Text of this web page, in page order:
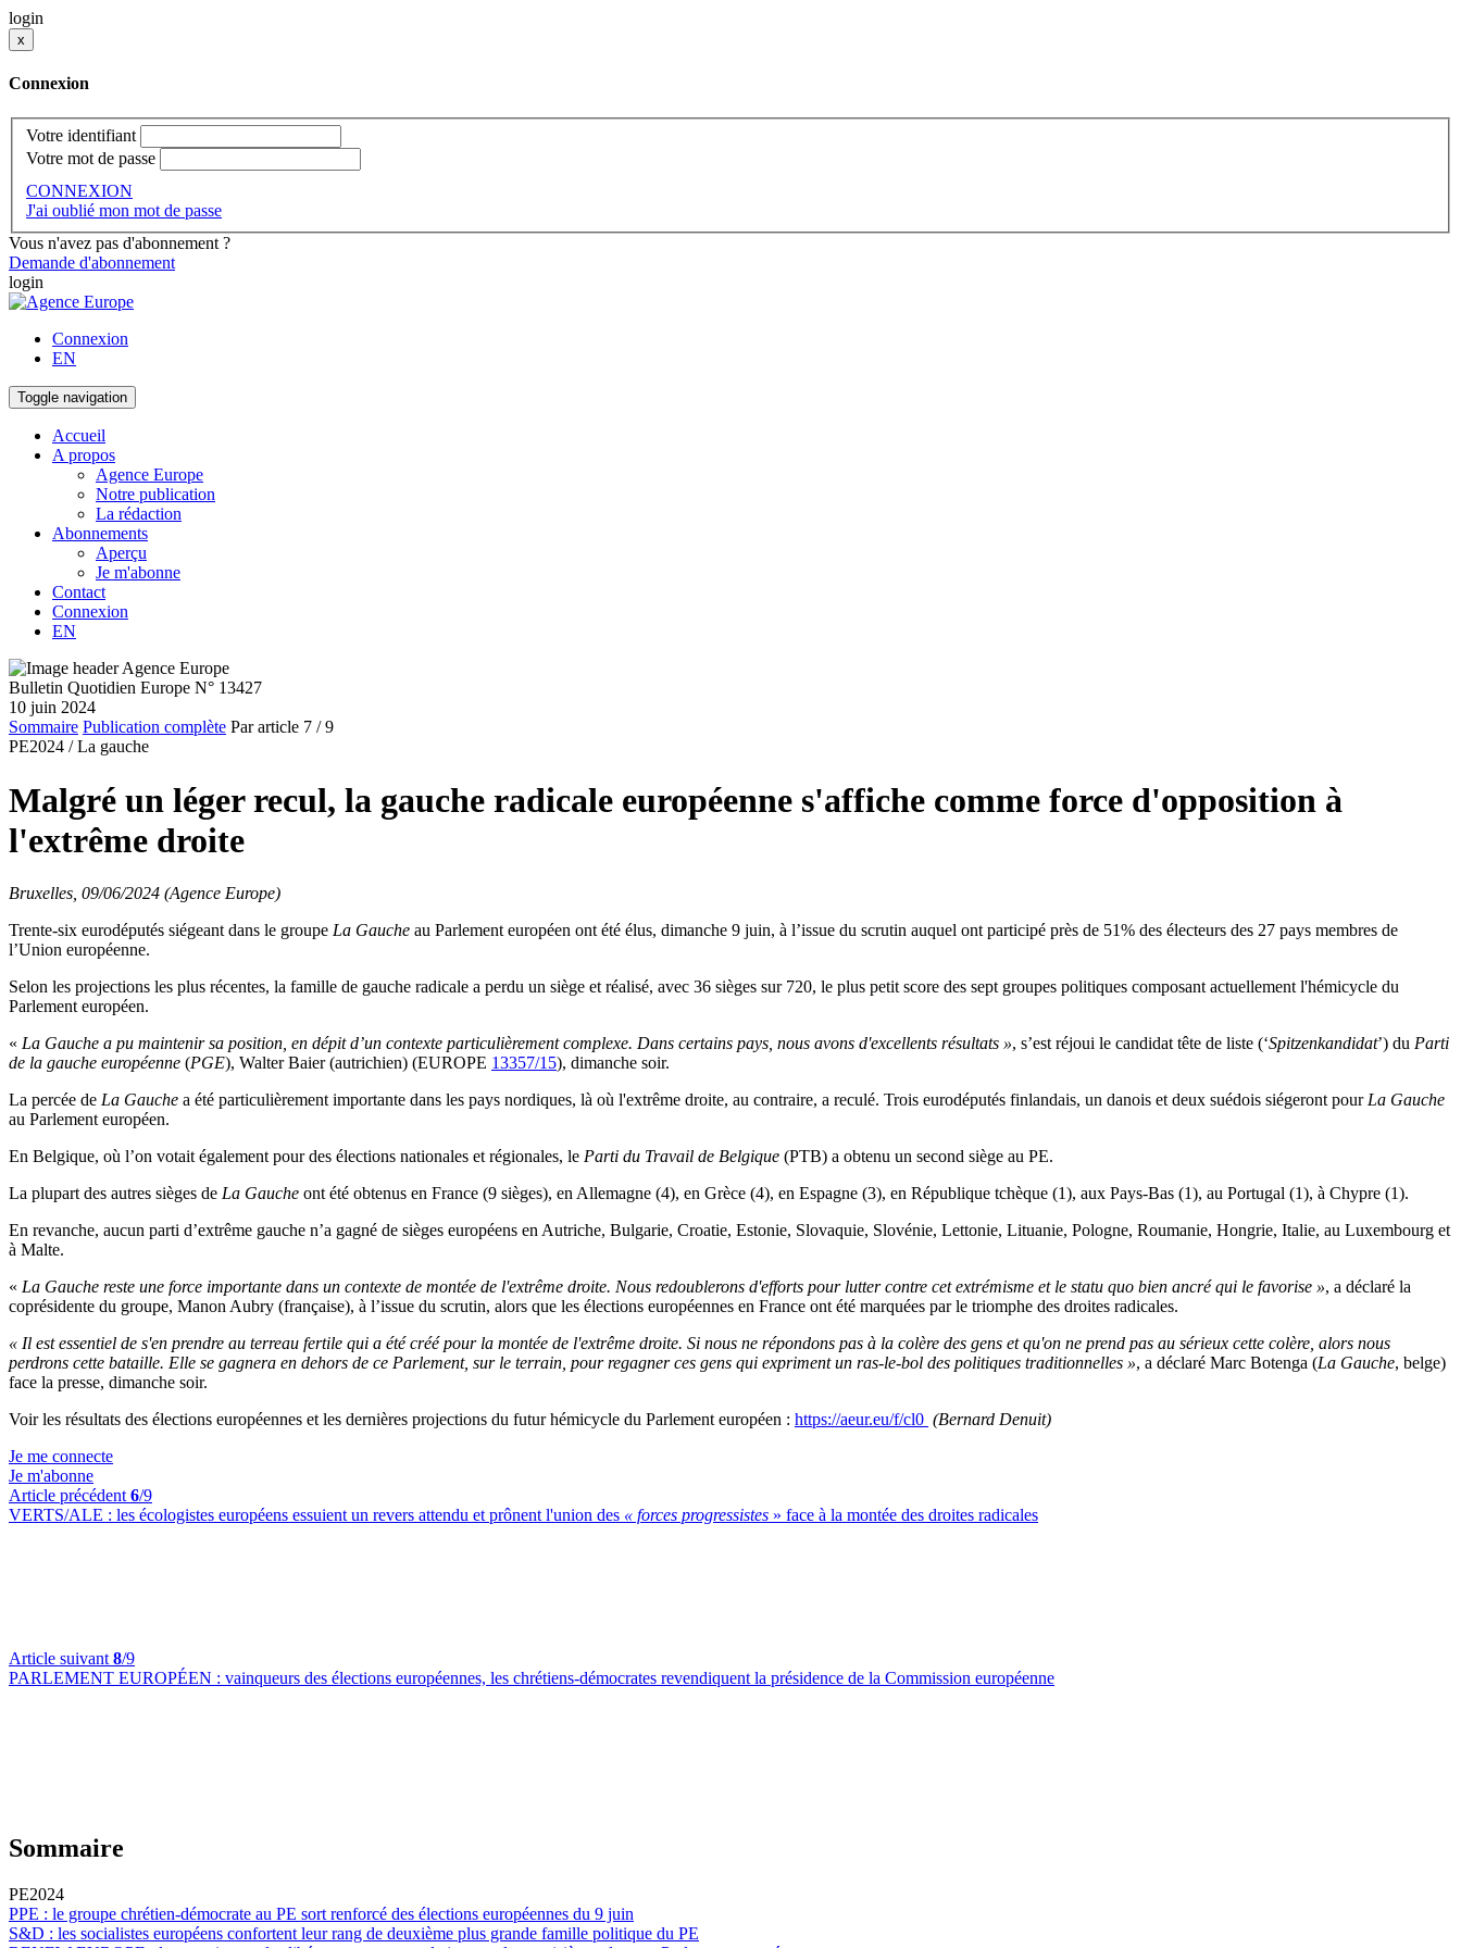
login
x
Connexion
Votre identifiant
Votre mot de passe
CONNEXION
J'ai oublié mon mot de passe
Vous n'avez pas d'abonnement ?
Demande d'abonnement
login
Connexion
EN
Toggle navigation
Accueil
A propos
Agence Europe
Notre publication
La rédaction
Abonnements
Aperçu
Je m'abonne
Contact
Connexion
EN
Bulletin Quotidien Europe N° 13427
10 juin 2024
Sommaire Publication complète Par article 7 / 9
PE2024 / La gauche
Malgré un léger recul, la gauche radicale européenne s'affiche comme force d'opposition à
l'extrême droite
Bruxelles, 09/06/2024 (Agence Europe)
Trente-six eurodéputés siégeant dans le groupe La Gauche au Parlement européen ont été élus, dimanche 9 juin, à l’issue du scrutin auquel ont participé près de 51% des électeurs des 27 pays membres de
l’Union européenne.
Selon les projections les plus récentes, la famille de gauche radicale a perdu un siège et réalisé, avec 36 sièges sur 720, le plus petit score des sept groupes politiques composant actuellement l'hémicycle du
Parlement européen.
« La Gauche a pu maintenir sa position, en dépit d’un contexte particulièrement complexe. Dans certains pays, nous avons d'excellents résultats », s’est réjoui le candidat tête de liste (‘Spitzenkandidat’) du Parti
de la gauche européenne (PGE), Walter Baier (autrichien) (EUROPE 13357/15), dimanche soir.
La percée de La Gauche a été particulièrement importante dans les pays nordiques, là où l'extrême droite, au contraire, a reculé. Trois eurodéputés finlandais, un danois et deux suédois siégeront pour La Gauche
au Parlement européen.
En Belgique, où l’on votait également pour des élections nationales et régionales, le Parti du Travail de Belgique (PTB) a obtenu un second siège au PE.
La plupart des autres sièges de La Gauche ont été obtenus en France (9 sièges), en Allemagne (4), en Grèce (4), en Espagne (3), en République tchèque (1), aux Pays-Bas (1), au Portugal (1), à Chypre (1).
En revanche, aucun parti d’extrême gauche n’a gagné de sièges européens en Autriche, Bulgarie, Croatie, Estonie, Slovaquie, Slovénie, Lettonie, Lituanie, Pologne, Roumanie, Hongrie, Italie, au Luxembourg et
à Malte.
« La Gauche reste une force importante dans un contexte de montée de l'extrême droite. Nous redoublerons d'efforts pour lutter contre cet extrémisme et le statu quo bien ancré qui le favorise », a déclaré la
coprésidente du groupe, Manon Aubry (française), à l’issue du scrutin, alors que les élections européennes en France ont été marquées par le triomphe des droites radicales.
« Il est essentiel de s'en prendre au terreau fertile qui a été créé pour la montée de l'extrême droite. Si nous ne répondons pas à la colère des gens et qu'on ne prend pas au sérieux cette colère, alors nous
perdrons cette bataille. Elle se gagnera en dehors de ce Parlement, sur le terrain, pour regagner ces gens qui expriment un ras-le-bol des politiques traditionnelles », a déclaré Marc Botenga (La Gauche, belge)
face la presse, dimanche soir.
Voir les résultats des élections européennes et les dernières projections du futur hémicycle du Parlement européen : https://aeur.eu/f/cl0 (Bernard Denuit)
Je me connecte
Je m'abonne
Article précédent 6/9
VERTS/ALE : les écologistes européens essuient un revers attendu et prônent l'union des « forces progressistes » face à la montée des droites radicales
Article suivant 8/9
PARLEMENT EUROPÉEN : vainqueurs des élections européennes, les chrétiens-démocrates revendiquent la présidence de la Commission européenne
Sommaire
PE2024
PPE : le groupe chrétien-démocrate au PE sort renforcé des élections européennes du 9 juin
S&D : les socialistes européens confortent leur rang de deuxième plus grande famille politique du PE